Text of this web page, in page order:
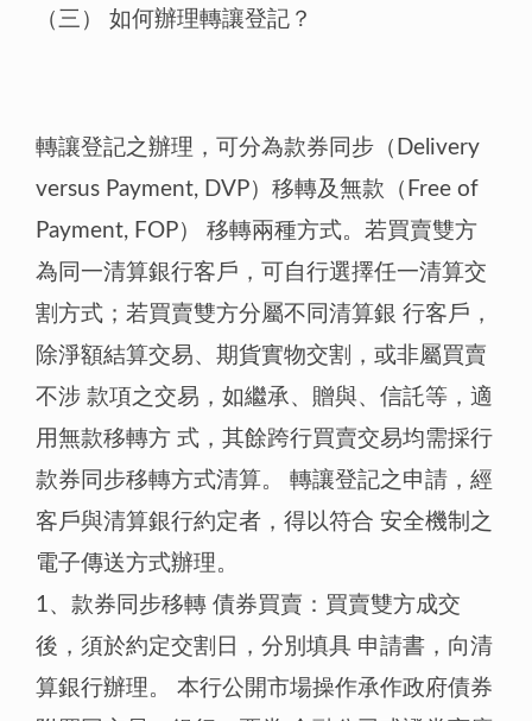
（三） 如何辦理轉讓登記？
轉讓登記之辦理，可分為款券同步（Delivery
versus Payment, DVP）移轉及無款（Free of
Payment, FOP） 移轉兩種方式。若買賣雙方
為同一清算銀行客戶，可自行選擇任一清算交
割方式；若買賣雙方分屬不同清算銀 行客戶，
除淨額結算交易、期貨實物交割，或非屬買賣
不涉 款項之交易，如繼承、贈與、信託等，適
用無款移轉方 式，其餘跨行買賣交易均需採行
款券同步移轉方式清算。 轉讓登記之申請，經
客戶與清算銀行約定者，得以符合 安全機制之
電子傳送方式辦理。
1、款券同步移轉 債券買賣：買賣雙方成交
後，須於約定交割日，分別填具 申請書，向清
算銀行辦理。 本行公開市場操作承作政府債券